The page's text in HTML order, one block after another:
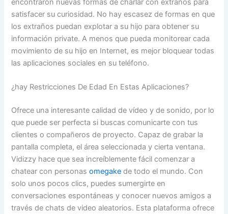
encontraron nuevas formas de charlar con extraños para
satisfacer su curiosidad. No hay escasez de formas en que
los extraños puedan explotar a su hijo para obtener su
información private. A menos que pueda monitorear cada
movimiento de su hijo en Internet, es mejor bloquear todas
las aplicaciones sociales en su teléfono.
¿hay Restricciones De Edad En Estas Aplicaciones?
Ofrece una interesante calidad de vídeo y de sonido, por lo
que puede ser perfecta si buscas comunicarte con tus
clientes o compañeros de proyecto. Capaz de grabar la
pantalla completa, el área seleccionada y cierta ventana.
Vidizzy hace que sea increíblemente fácil comenzar a
chatear con personasomegake de todo el mundo. Con
solo unos pocos clics, puedes sumergirte en
conversaciones espontáneas y conocer nuevos amigos a
través de chats de video aleatorios. Esta plataforma ofrece